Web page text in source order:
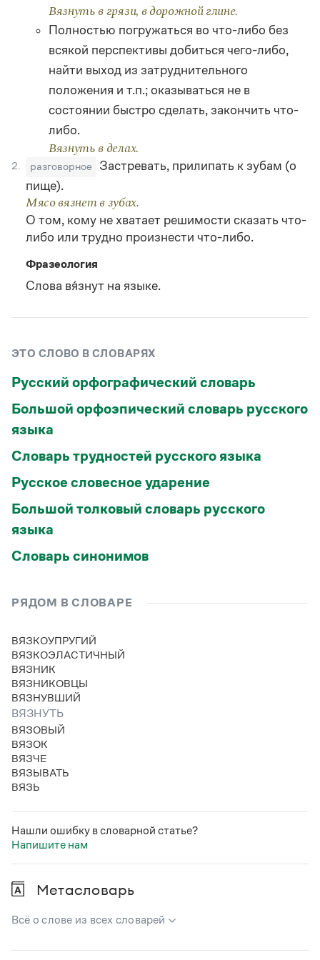
Интервью
Лекции и подкасты
Рекомендуем
Учебник Грамоты
Правила русского языка: от азов до тонкостей
Интерактивные упражнения: от простого к сложному
Скороговорки
Издательство
Словари
Научпоп
Учебники и справочники
Вязнуть в грязи, в дорожной глине.
Полностью погружаться во что-либо без
всякой перспективы добиться чего-либо,
найти выход из затруднительного
положения и т.п.; оказываться не в
состоянии быстро сделать, закончить что-
либо.
Вязнуть в делах.
2. разговорное
Застревать, прилипать к зубам (о
пище).
Мясо вязнет в зубах.
О том, кому не хватает решимости сказать что-
либо или трудно произнести что-либо.
Фразеология
Слова вя́знут на языке.
ЭТО СЛОВО В СЛОВАРЯХ
Русский орфографический словарь
Большой орфоэпический словарь русского
языка
Словарь трудностей русского языка
Русское словесное ударение
Большой толковый словарь русского
языка
Словарь синонимов
РЯДОМ В СЛОВАРЕ
ВЯЗКОУПРУГИЙ
ВЯЗКОЭЛАСТИЧНЫЙ
ВЯЗНИК
ВЯЗНИКОВЦЫ
ВЯЗНУВШИЙ
ВЯЗНУТЬ
ВЯЗОВЫЙ
ВЯЗОК
ВЯЗЧЕ
ВЯЗЫВАТЬ
ВЯЗЬ
Нашли ошибку в словарной статье?
Напишите нам
Метасловарь
Всё о слове из всех словарей
В метасловаре Грамоты в удобном виде собрана вся